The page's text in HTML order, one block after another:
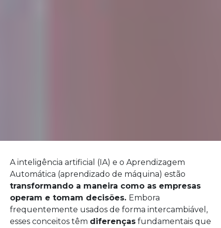
A inteligência artificial (IA) e o Aprendizagem
Automática (aprendizado de máquina) estão
transformando a maneira como as empresas
operam e tomam decisões. Embora
frequentemente usados de forma intercambiável,
esses conceitos têm diferenças fundamentais que